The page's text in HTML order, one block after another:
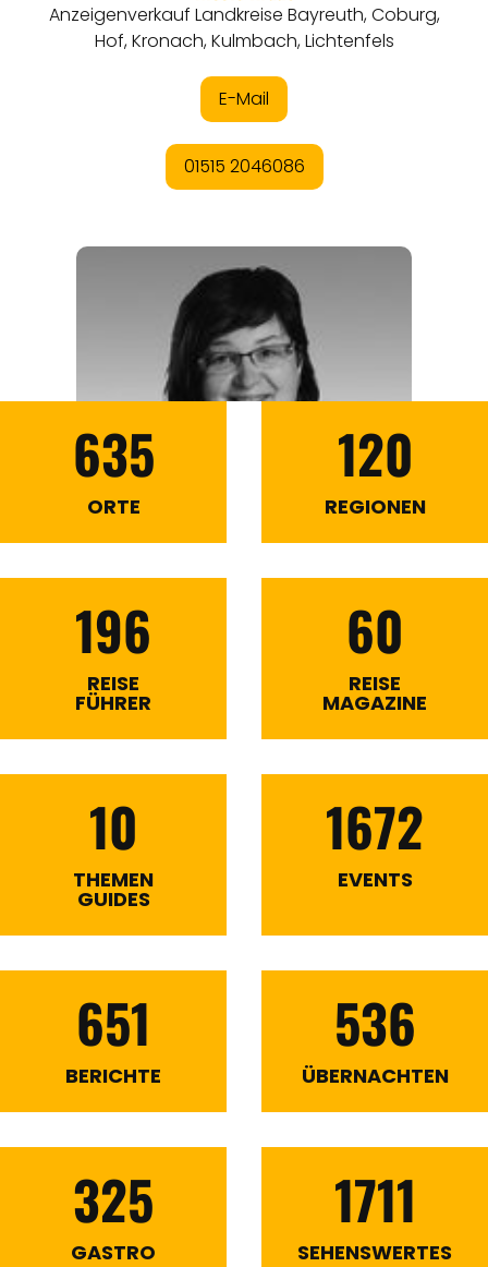
635
ORTE
120
REGIONEN
196
REISE
FÜHRER
60
REISE
MAGAZINE
10
THEMEN
GUIDES
1672
EVENTS
651
BERICHTE
536
ÜBERNACHTEN
325
GASTRO
1711
SEHENSWERTES